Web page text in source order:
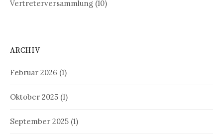
Vertreterversammlung (10)
ARCHIV
Februar 2026 (1)
Oktober 2025 (1)
September 2025 (1)